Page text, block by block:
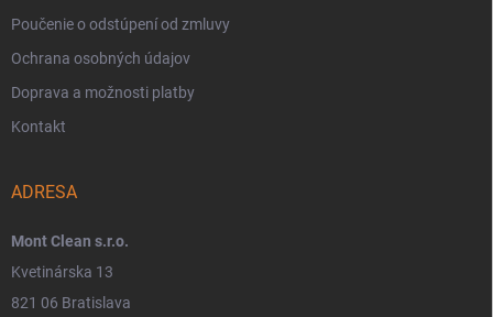
Poučenie o odstúpení od zmluvy
Ochrana osobných údajov
Doprava a možnosti platby
Kontakt
ADRESA
Mont Clean s.r.o.
Kvetinárska 13
821 06 Bratislava